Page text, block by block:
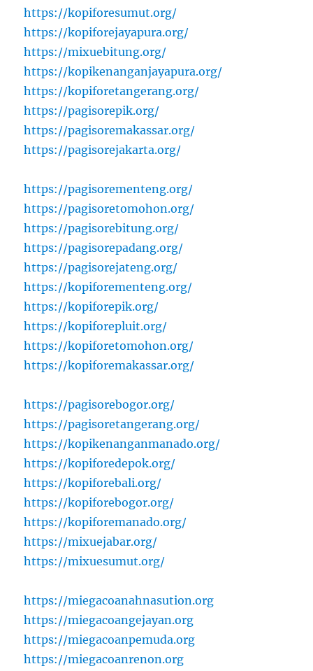
https://kopiforesumut.org/
https://kopiforejayapura.org/
https://mixuebitung.org/
https://kopikenanganjayapura.org/
https://kopiforetangerang.org/
https://pagisorepik.org/
https://pagisoremakassar.org/
https://pagisorejakarta.org/
https://pagisorementeng.org/
https://pagisoretomohon.org/
https://pagisorebitung.org/
https://pagisorepadang.org/
https://pagisorejateng.org/
https://kopiforementeng.org/
https://kopiforepik.org/
https://kopiforepluit.org/
https://kopiforetomohon.org/
https://kopiforemakassar.org/
https://pagisorebogor.org/
https://pagisoretangerang.org/
https://kopikenanganmanado.org/
https://kopiforedepok.org/
https://kopiforebali.org/
https://kopiforebogor.org/
https://kopiforemanado.org/
https://mixuejabar.org/
https://mixuesumut.org/
https://miegacoanahnasution.org
https://miegacoangejayan.org
https://miegacoanpemuda.org
https://miegacoanrenon.org